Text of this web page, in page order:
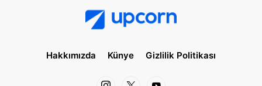
Hakkımızda Künye Gizlilik Politikası